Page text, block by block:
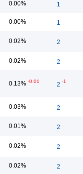
0.00% 1
0.00% 1
0.02% 2
0.02% 2
0.13% -0.01 2 -1
0.03% 2
0.01% 2
0.02% 2
0.02% 2